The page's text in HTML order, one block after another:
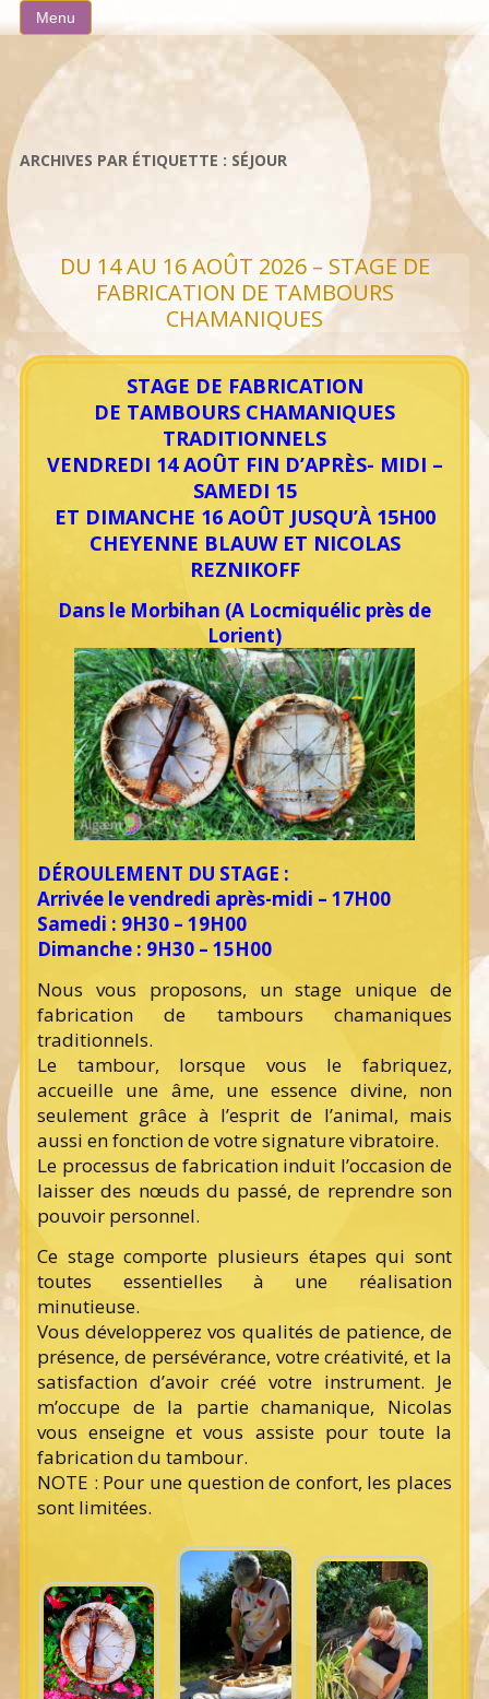
Menu
Aller
au
contenu
ARCHIVES PAR ÉTIQUETTE : SÉJOUR
DU 14 AU 16 AOÛT 2026 – STAGE DE
FABRICATION DE TAMBOURS
CHAMANIQUES
STAGE DE FABRICATION
DE TAMBOURS CHAMANIQUES
TRADITIONNELS
VENDREDI 14 AOÛT FIN D’APRÈS- MIDI –
SAMEDI 15
ET DIMANCHE 16 AOÛT JUSQU’À 15H00
CHEYENNE BLAUW ET NICOLAS
REZNIKOFF
Dans le Morbihan (A Locmiquélic près de
Lorient)
DÉROULEMENT DU STAGE :
Arrivée le vendredi après-midi – 17H00
Samedi : 9H30 – 19H00
Dimanche : 9H30 – 15H00
Nous vous proposons, un stage unique de
fabrication de tambours chamaniques
traditionnels.
Le tambour, lorsque vous le fabriquez,
accueille une âme, une essence divine, non
seulement grâce à l’esprit de l’animal, mais
aussi en fonction de votre signature vibratoire.
Le processus de fabrication induit l’occasion de
laisser des nœuds du passé, de reprendre son
pouvoir personnel.
Ce stage comporte plusieurs étapes qui sont
toutes essentielles à une réalisation
minutieuse.
Vous développerez vos qualités de patience, de
présence, de persévérance, votre créativité, et la
satisfaction d’avoir créé votre instrument. Je
m’occupe de la partie chamanique, Nicolas
vous enseigne et vous assiste pour toute la
fabrication du tambour.
NOTE : Pour une question de confort, les places
sont limitées.